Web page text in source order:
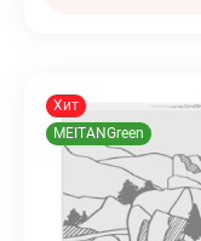
Хит
MEITANGreen